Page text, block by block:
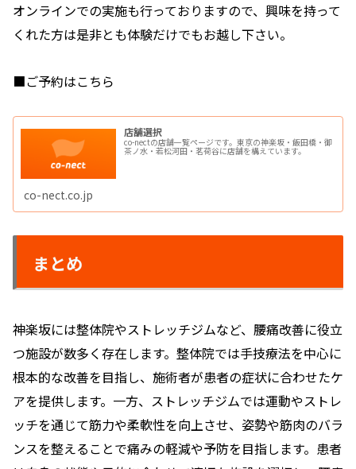
オンラインでの実施も行っておりますので、興味を持って
くれた方は是非とも体験だけでもお越し下さい。
■ご予約はこちら
店舗選択
co-nectの店舗一覧ページです。東京の神楽坂・飯田橋・御
茶ノ水・若松河田・茗荷谷に店舗を構えています。
co-nect.co.jp
まとめ
神楽坂には整体院やストレッチジムなど、腰痛改善に役立
つ施設が数多く存在します。整体院では手技療法を中心に
根本的な改善を目指し、施術者が患者の症状に合わせたケ
アを提供します。一方、ストレッチジムでは運動やストレ
ッチを通じて筋力や柔軟性を向上させ、姿勢や筋肉のバラ
ンスを整えることで痛みの軽減や予防を目指します。患者